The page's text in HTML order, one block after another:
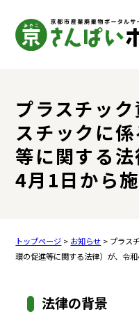
プラスチッ
スチックに
等に関する
4月1日から
トップページ > お知らせ > プラス
環の促進等に関する法律）が、令
法律の背景